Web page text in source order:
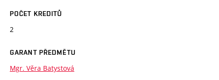
POČET KREDITŮ
2
GARANT PŘEDMĚTU
Mgr. Věra Batystová